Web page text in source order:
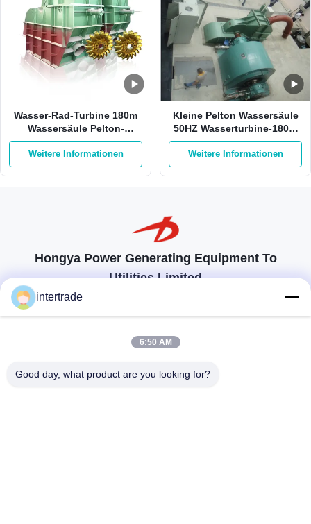
Wasser-Rad-Turbine 180m
Wassersäule Pelton-
Wasserturbine-550Kw
750kw Pelton
Weitere Informationen
Kleine Pelton Wassersäule
50HZ Wasserturbine-180m
auf Sticheleien-Edelstahl
Weitere Informationen
Hongya Power Generating Equipment To
Utilities Limited
Maßgeschneiderte Lösungen zur Erfüllung der Kundenanforderungen
86-28-37561966-8:00
intertrade
6:50 AM
Good day, what product are you looking for?